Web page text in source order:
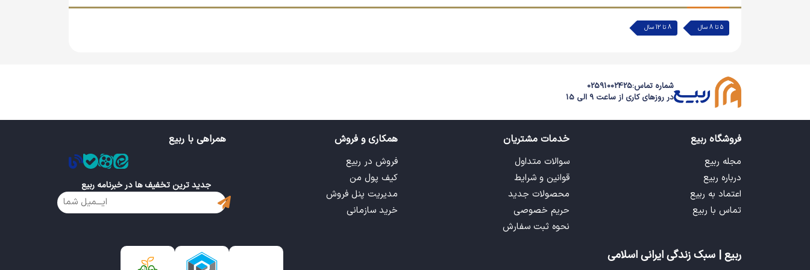
5 تا 8 سال 8 تا 12 سال
شماره تماس:02591002425
در روزهای کاری از ساعت 9 الی 15
فروشگاه ربیع
مجله ربیع
درباره ربیع
اعتماد به ربیع
تماس با ربیع
خدمات مشتریان
سوالات متداول
قوانین و شرایط
محصولات جدید
حریم خصوصی
نحوه ثبت سفارش
همکاری و فروش
فروش در ربیع
کیف پول من
مدیریت پنل فروش
خرید سازمانی
همراهی با ربیع
جدید ترین تخفیف ها در خبرنامه ربیع
ربیع | سبک زندگی ایرانی اسلامی